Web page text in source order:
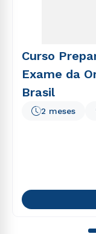
Curso
Exame da
Brasil
2 meses